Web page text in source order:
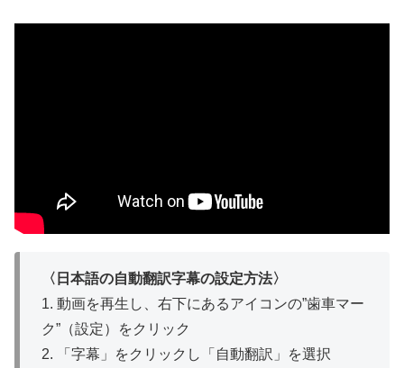
〈日本語の自動翻訳字幕の設定方法〉
1. 動画を再生し、右下にあるアイコンの”歯車マー
ク”（設定）をクリック
2. 「字幕」をクリックし「自動翻訳」を選択